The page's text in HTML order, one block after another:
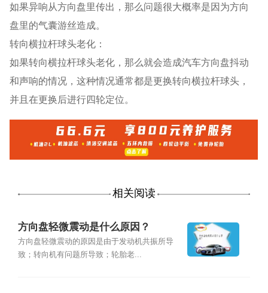
如果异响从方向盘里传出，那么问题很大概率是因为方向
盘里的气囊游丝造成。
转向横拉杆球头老化：
如果转向横拉杆球头老化，那么就会造成汽车方向盘抖动
和声响的情况，这种情况通常都是更换转向横拉杆球头，
并且在更换后进行四轮定位。
相关阅读
方向盘轻微震动是什么原因？
方向盘轻微震动的原因是由于发动机共振所导
致；转向机有问题所导致；轮胎老...